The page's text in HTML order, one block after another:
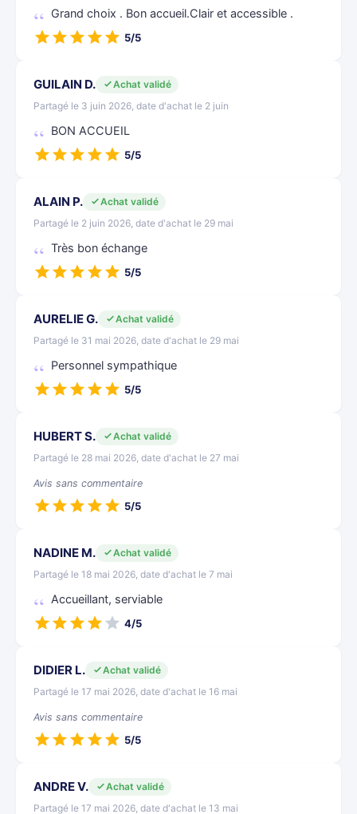
Grand choix . Bon accueil.Clair et accessible .
5/5
GUILAIN D.
Achat validé
Partagé le 3 juin 2026, date d'achat le 2 juin
BON ACCUEIL
5/5
ALAIN P.
Achat validé
Partagé le 2 juin 2026, date d'achat le 29 mai
Très bon échange
5/5
AURELIE G.
Achat validé
Partagé le 31 mai 2026, date d'achat le 29 mai
Personnel sympathique
5/5
HUBERT S.
Achat validé
Partagé le 28 mai 2026, date d'achat le 27 mai
Avis sans commentaire
5/5
NADINE M.
Achat validé
Partagé le 18 mai 2026, date d'achat le 7 mai
Accueillant, serviable
4/5
DIDIER L.
Achat validé
Partagé le 17 mai 2026, date d'achat le 16 mai
Avis sans commentaire
5/5
ANDRE V.
Achat validé
Partagé le 17 mai 2026, date d'achat le 13 mai